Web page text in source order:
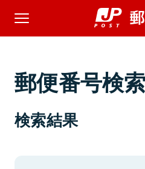
郵便番号検索
検索結果